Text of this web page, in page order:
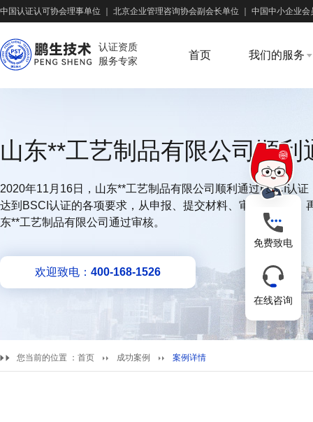
中国认证认可协会理事单位 北京企业管理咨询协会副会长单位 中国中小企业会
认证资质
服务专家
首页 我们的服务
山东**工艺制品有限公司顺利
2020年11月16日，山东**工艺制品有限公司顺利通过BSCI认
达到BSCI认证的各项要求，从申报、提交材料、审查、认定
东**工艺制品有限公司通过审核。
欢迎致电： 400-168-1526
您当前的位置 ： 首页 成功案例 案例详情
免费致电
在线咨询